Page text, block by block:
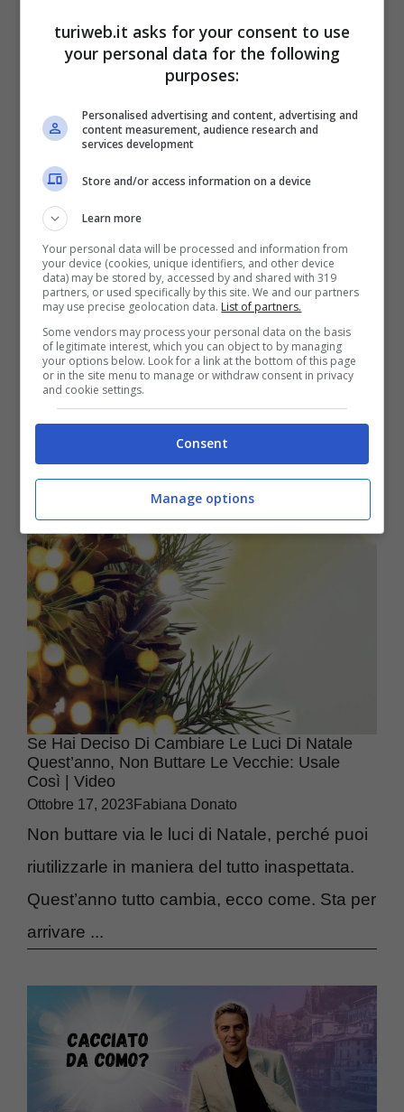
Il Castello Abbandonato Più Bello Del Mondo Si
Trova In Italia: Dove E Come Raggiungerlo
Ottobre 17, 2023Fabiana Donato
Il castello abbandonato più bello del mondo
si trova in Italia: non ci credi? Guarda che
incanto, nemmeno nelle favole è così!
Favole ...
Se Hai Deciso Di Cambiare Le Luci Di Natale
Quest’anno, Non Buttare Le Vecchie: Usale
Così | Video
Ottobre 17, 2023 Fabiana Donato
Non buttare via le luci di Natale, perché puoi
riutilizzarle in maniera del tutto inaspettata.
Quest’anno tutto cambia, ecco come. Sta per
arrivare ...
turiweb.it asks for your consent to use
your personal data for the following
purposes:
Personalised advertising and content, advertising and
content measurement, audience research and
services development
Store and/or access information on a device
Learn more
Your personal data will be processed and information from
your device (cookies, unique identifiers, and other device
data) may be stored by, accessed by and shared with 319
partners, or used specifically by this site. We and our partners
may use precise geolocation data. List of partners.
Some vendors may process your personal data on the basis
of legitimate interest, which you can object to by managing
your options below. Look for a link at the bottom of this page
or in the site menu to manage or withdraw consent in privacy
and cookie settings.
Consent
Manage options